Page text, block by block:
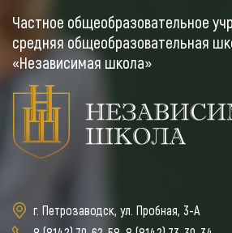
Частное общеобразовательное
средняя общеобразовательная
«Независимая школа»
г. Петрозаводск, ул. Пробная, 3-А